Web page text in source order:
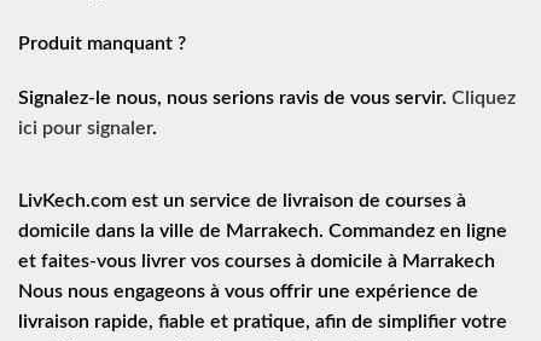
Produit manquant ?
Signalez-le nous, nous serions ravis de vous servir. Cliquez
ici pour signaler.
LivKech.com est un service de
livraison de courses à
domicile dans la ville de Marrakech. Commandez en ligne
et faites-vous livrer vos courses à domicile à Marrakech
Nous nous engageons à vous offrir une expérience de
livraison rapide, fiable et pratique, afin de simplifier votre